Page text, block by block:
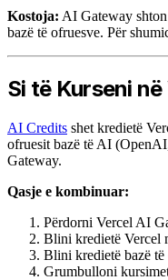
Kostoja: AI Gateway
bazë të ofruesve. Për
Si të Kurseni
AI Credits shet kredietë
ofruesit bazë të AI
Gateway.
Qasje e kombinuar:
Përdorni Vercel AI
Blini kredietë Vercel
Blini kredietë bazë
Grumbulloni